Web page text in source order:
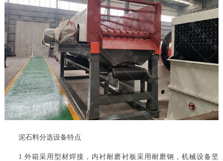
泥石料分选设备特点
1.外箱采用型材焊接，内衬耐磨衬板采用耐磨钢，机械设备坚